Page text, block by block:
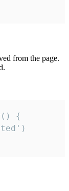
from the page.
{